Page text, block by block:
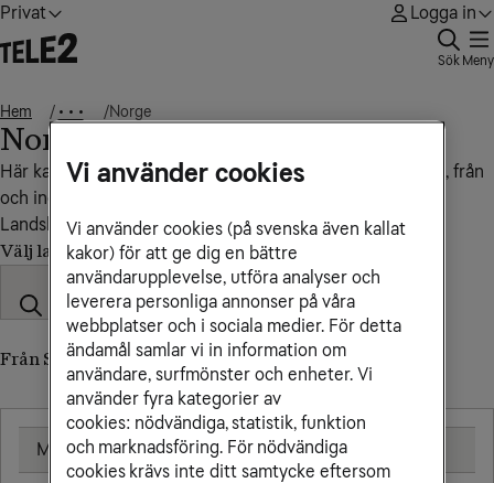
Privat Logga in
Sök Meny
Hem • • • Norge
Norge
Här kan du se vad det kostar att ringa, sms:a och surfa till, från
och inom Norge.
Landskod: +47
Välj land
Från Sverige till Norge (till utländskt nummer)
Mobil 2,66 kr/min
Vi använder cookies
Vi använder cookies (på svenska även kallat
kakor) för att ge dig en bättre
användarupplevelse, utföra analyser och
leverera personliga annonser på våra
webbplatser och i sociala medier. För detta
ändamål samlar vi in information om
användare, surfmönster och enheter. Vi
använder fyra kategorier av
cookies: nödvändiga, statistik, funktion
och marknadsföring. För nödvändiga
cookies krävs inte ditt samtycke eftersom